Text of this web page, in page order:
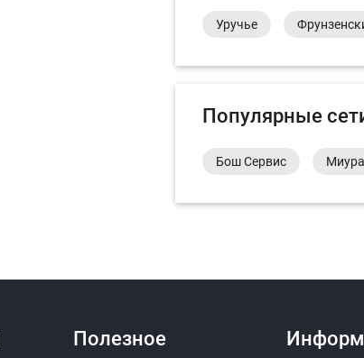
Уручье
Популярные
Бош Сервис Миура
Полезное